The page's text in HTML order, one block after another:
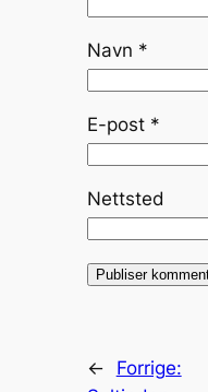
Navn *
E-post *
Nettsted
←
Forrige: